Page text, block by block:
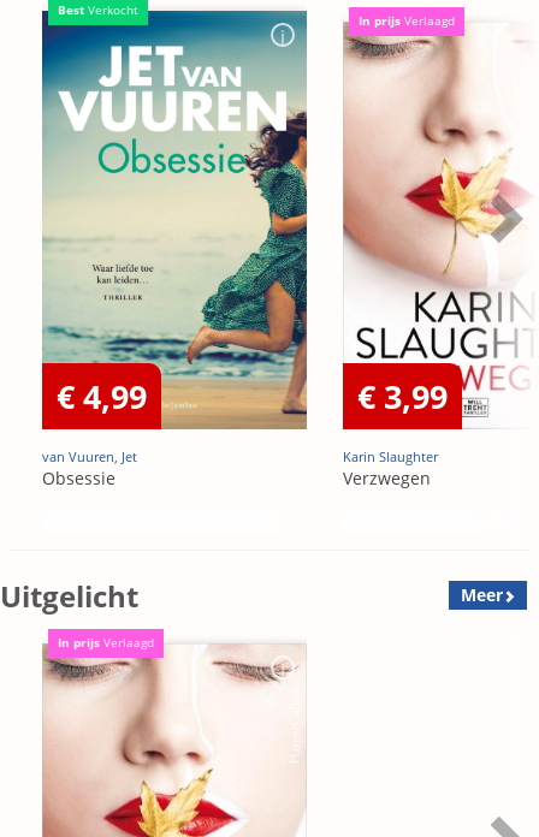
Best Verkocht
€ 4,99
van Vuuren, Jet
Obsessie
In prijs Verlaagd
€ 3,99
Karin Slaughter
Verzwegen
Uitgelicht Meer
In prijs Verlaagd